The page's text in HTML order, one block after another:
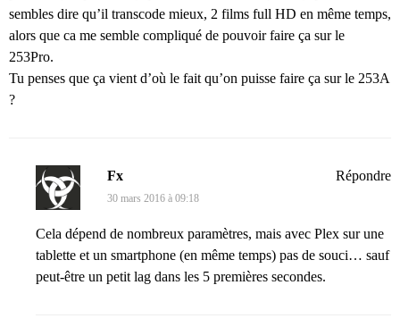
sembles dire qu’il transcode mieux, 2 films full HD en même temps,
alors que ca me semble compliqué de pouvoir faire ça sur le
253Pro.
Tu penses que ça vient d’où le fait qu’on puisse faire ça sur le 253A
?
Fx
30 mars 2016 à 09:18
Cela dépend de nombreux paramètres, mais avec Plex sur une
tablette et un smartphone (en même temps) pas de souci… sauf
peut-être un petit lag dans les 5 premières secondes.
Répondre